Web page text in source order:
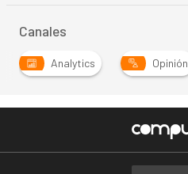
Canales
Analytics Opinión